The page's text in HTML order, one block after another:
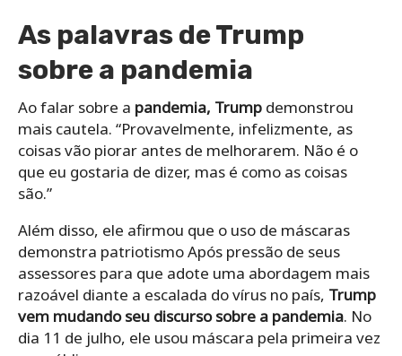
As palavras de Trump
sobre a pandemia
Ao falar sobre a pandemia, Trump demonstrou
mais cautela. “Provavelmente, infelizmente, as
coisas vão piorar antes de melhorarem. Não é o
que eu gostaria de dizer, mas é como as coisas
são.”
Além disso, ele afirmou que o uso de máscaras
demonstra patriotismo Após pressão de seus
assessores para que adote uma abordagem mais
razoável diante a escalada do vírus no país, Trump
vem mudando seu discurso sobre a pandemia. No
dia 11 de julho, ele usou máscara pela primeira vez